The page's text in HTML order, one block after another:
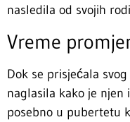
nasledila od svojih
Vreme
Dok se prisjećala
naglasila kako je njen
posebno u pubertetu